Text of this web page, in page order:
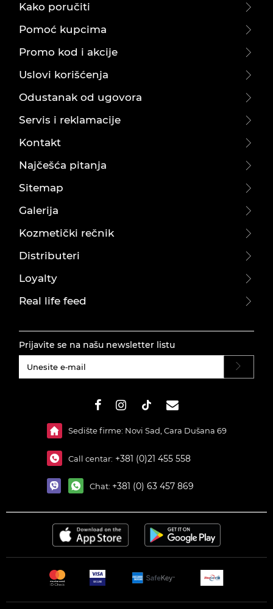
Kako poručiti
Pomoć kupcima
Promo kod i akcije
Uslovi korišćenja
Odustanak od ugovora
Servis i reklamacije
Kontakt
Najčešća pitanja
Sitemap
Galerija
Kozmetički rečnik
Distributeri
Loyalty
Real life feed
Prijavite se na našu newsletter listu
Sedište firme: Novi Sad, Cara Dušana 69
Call centar: +381 (0)21 455 558
Chat: +381 (0) 63 457 869